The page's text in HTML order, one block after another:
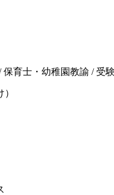
保育士・幼稚園教諭 / 受